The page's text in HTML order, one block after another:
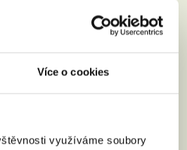
Více o cookies
využíváme soubory